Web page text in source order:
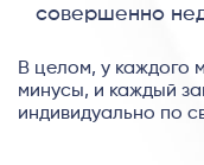
совершенно
В целом, у каждого
минусы, и каждый
индивидуально по